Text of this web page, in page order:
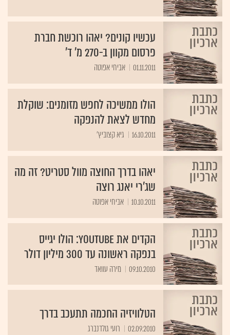
עכשיו קונים? יאהו רוכשת חברת
פרסום מקוון ב-270 מ' ד'
01.11.2011 אביחי אפוטה
הולו ממשיכה לחפש מזומנים: שוקלת
מחדש לצאת להנפקה
16.10.2011 גיא קצוביץ'
יאהו בדרך החוצה מוול סטריט? זה מה
שג'רי יאנג רוצה
10.10.2011 אביחי אפוטה
הקדים את YouTube: הולו יגייס
בנפקה ראשונה עד 300 מיליון דולר
09.10.2010 מירה עוואד
הטלוויזיה החכמה תתעכב בדרך
02.09.2010 רועי גולדנברג